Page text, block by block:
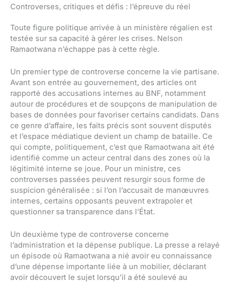
Controverses, critiques et défis : l’épreuve du réel
Toute figure politique arrivée à un ministère régalien est
testée sur sa capacité à gérer les crises. Nelson
Ramaotwana n’échappe pas à cette règle.
Un premier type de controverse concerne la vie partisane.
Avant son entrée au gouvernement, des articles ont
rapporté des accusations internes au BNF, notamment
autour de procédures et de soupçons de manipulation de
bases de données pour favoriser certains candidats. Dans
ce genre d’affaire, les faits précis sont souvent disputés
et l’espace médiatique devient un champ de bataille. Ce
qui compte, politiquement, c’est que Ramaotwana ait été
identifié comme un acteur central dans des zones où la
légitimité interne se joue. Pour un ministre, ces
controverses passées peuvent resurgir sous forme de
suspicion généralisée : si l’on l’accusait de manœuvres
internes, certains opposants peuvent extrapoler et
questionner sa transparence dans l’État.
Un deuxième type de controverse concerne
l’administration et la dépense publique. La presse a relayé
un épisode où Ramaotwana a nié avoir eu connaissance
d’une dépense importante liée à un mobilier, déclarant
avoir découvert le sujet lorsqu’il a été soulevé au